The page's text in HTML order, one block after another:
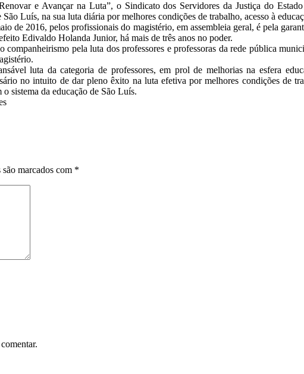
e Avançar na Luta”, o Sindicato dos Servidores da Justiça do
Luís, na sua luta diária por melhores condições de trabalho, acesso à
de 2016, pelos profissionais do magistério, em assembleia geral, é pela
Edivaldo Holanda Junior, há mais de três anos no poder.
pela luta dos professores e professoras da rede pública
luta da categoria de professores, em prol de melhorias na esfera
no intuito de dar pleno êxito na luta efetiva por melhores condições de
sistema da educação de São Luís.
marcados com *